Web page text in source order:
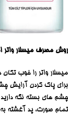
روش مصرف میسلار واتر
برای پاک کردن آرایش
چشم های بسته نگه
تمام صورت، پد آغشته به